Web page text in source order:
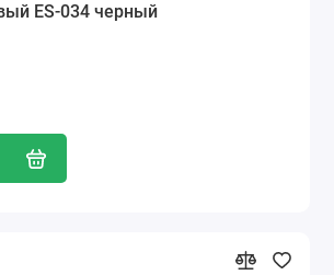
ES-034 черный